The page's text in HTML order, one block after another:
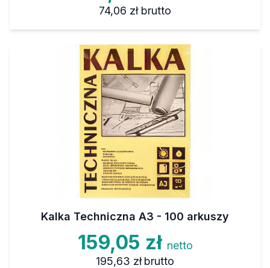
74,06 zł brutto
Kalka Techniczna A3 - 100 arkuszy
159,05 zł netto
195,63 zł brutto